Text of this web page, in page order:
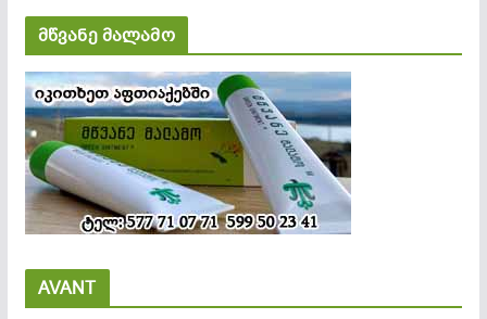
მწვანე მალამო
AVANT